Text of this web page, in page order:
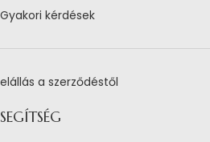
Gyakori kérdések
elállás a szerződéstől
SEGÍTSÉG